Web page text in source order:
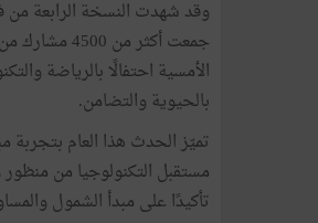
جمعت أكثر
الأمسية احتفالًا بالرياضة
بالحيوية والتضامن.
تميّز الحدث هذا العام
مستقبل التكنولوجيا من
تأكيدًا على مبدأ الشمول